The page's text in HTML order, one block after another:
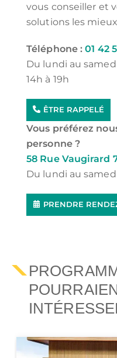
vous conseiller et
solutions les
Téléphone :01 42
Du lundi au
14h à 19h
ÊTRE RAPPELÉ
Vous préférez
personne ?
58 Rue Vaugirard
Du lundi au
PRENDRE